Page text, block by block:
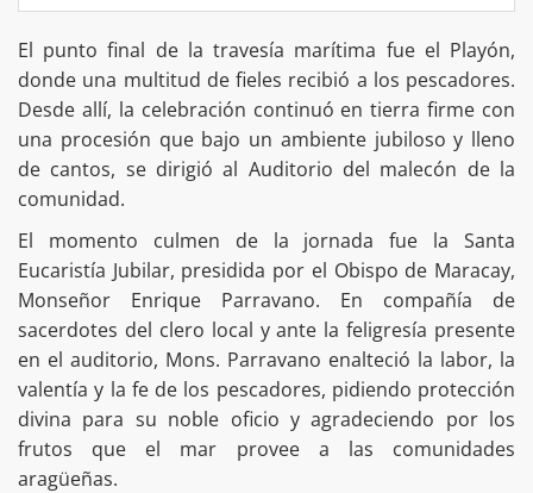
El punto final de la travesía marítima fue el Playón,
donde una multitud de fieles recibió a los pescadores.
Desde allí, la celebración continuó en tierra firme con
una procesión que bajo un ambiente jubiloso y lleno
de cantos, se dirigió al Auditorio del malecón de la
comunidad.
El momento culmen de la jornada fue la Santa
Eucaristía Jubilar, presidida por el Obispo de Maracay,
Monseñor Enrique Parravano. En compañía de
sacerdotes del clero local y ante la feligresía presente
en el auditorio, Mons. Parravano enalteció la labor, la
valentía y la fe de los pescadores, pidiendo protección
divina para su noble oficio y agradeciendo por los
frutos que el mar provee a las comunidades
aragüeñas.